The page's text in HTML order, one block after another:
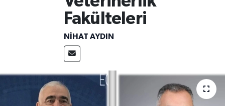
Fakülteleri
NIHAT AYDIN